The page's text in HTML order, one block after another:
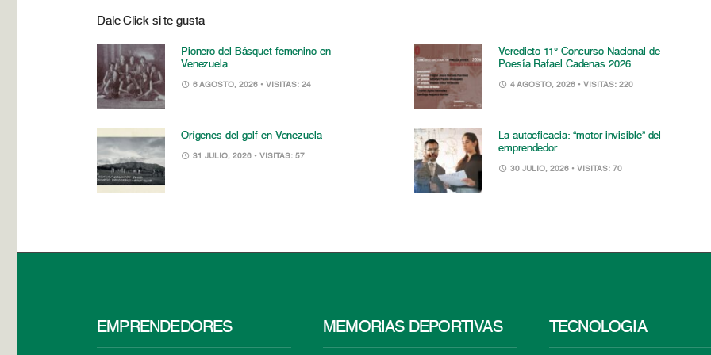
Dale Click si te gusta
Pionero del Básquet femenino en
Venezuela
6 AGOSTO, 2026 • VISITAS: 24
Veredicto 11° Concurso Nacional de
Poesía Rafael Cadenas 2026
4 AGOSTO, 2026 • VISITAS: 220
Orígenes del golf en Venezuela
31 JULIO, 2026 • VISITAS: 57
La autoeficacia: “motor invisible” del
emprendedor
30 JULIO, 2026 • VISITAS: 70
EMPRENDEDORES MEMORIAS DEPORTIVAS TECNOLOGÍA